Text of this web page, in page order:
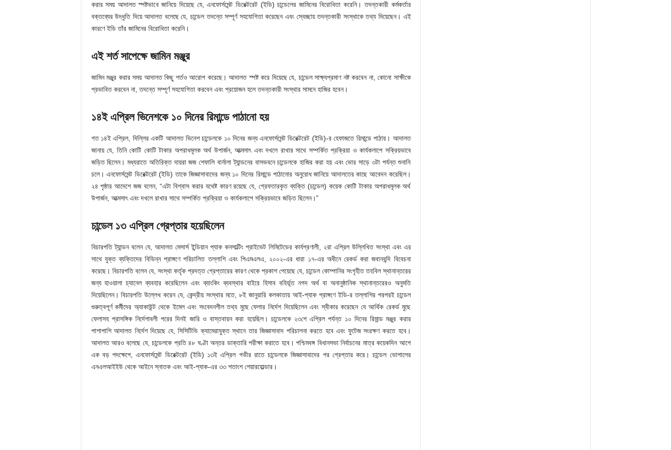
করার সময় আদালত স্পষ্টভাবে জানিয়ে দিয়েছে যে, এনফোর্সমেন্ট ডিরেক্টরেট (ইডি) চান্ডেলের জামিনের বিরোধিতা করেনি। তদন্তকারী কর্মকর্তার
বক্তব্যের উদ্ধৃতি দিয়ে আদালত বলেছে যে, চান্ডেল তদন্তে সম্পূর্ণ সহযোগিতা করেছেন এবং স্বেচ্ছায় তদন্তকারী সংস্থাকে তথ্য দিয়েছেন। এই
কারণে ইডি তাঁর জামিনের বিরোধিতা করেনি।
এই শর্ত সাপেক্ষে জামিন মঞ্জুর
জামিন মঞ্জুর করার সময় আদালত কিছু শর্তও আরোপ করেছে। আদালত স্পষ্ট করে দিয়েছে যে, চান্ডেল সাক্ষ্যপ্রমাণ নষ্ট করবেন না, কোনো সাক্ষীকে
প্রভাবিত করবেন না, তদন্তে সম্পূর্ণ সহযোগিতা করবেন এবং প্রয়োজন হলে তদন্তকারী সংস্থার সামনে হাজির হবেন।
১৪ই এপ্রিল ভিনেশকে ১০ দিনের রিমান্ডে পাঠানো হয়
গত ১৪ই এপ্রিল, দিল্লির একটি আদালত ভিনেশ চান্ডেলকে ১০ দিনের জন্য এনফোর্সমেন্ট ডিরেক্টরেট (ইডি)-র হেফাজতে রিমান্ডে পাঠায়। আদালত
জানায় যে, তিনি কোটি কোটি টাকার অপরাধমূলক অর্থ উপার্জন, আত্মসাৎ এবং দখলে রাখার সাথে সম্পর্কিত প্রক্রিয়া ও কার্যকলাপে সক্রিয়ভাবে
জড়িত ছিলেন। মধ্যরাতে অতিরিক্ত দায়রা জজ শেফালি বার্নালা ট্যান্ডনের বাসভবনে চান্ডেলকে হাজির করা হয় এবং ভোর সাড়ে ৩টা পর্যন্ত শুনানি
চলে। এনফোর্সমেন্ট ডিরেক্টরেট (ইডি) তাকে জিজ্ঞাসাবাদের জন্য ১০ দিনের রিমান্ডে পাঠানোর অনুরোধ জানিয়ে আদালতের কাছে আবেদন করেছিল।
২৪ পৃষ্ঠার আদেশে জজ বলেন, “এটা বিশ্বাস করার যথেষ্ট কারণ রয়েছে যে, গ্রেফতারকৃত ব্যক্তি (চান্ডেল) কয়েক কোটি টাকার অপরাধমূলক অর্থ
উপার্জন, আত্মসাৎ এবং দখলে রাখার সাথে সম্পর্কিত প্রক্রিয়া ও কার্যকলাপে সক্রিয়ভাবে জড়িত ছিলেন।”
চান্ডেল ১৩ এপ্রিল গ্রেপ্তার হয়েছিলেন
বিচারপতি ট্যান্ডন বলেন যে, আদালত মেসার্স ইন্ডিয়ান প্যাক কনসাল্টিং প্রাইভেট লিমিটেডের কার্যপ্রণালী, ২রা এপ্রিল উল্লিখিত সংস্থা এবং এর
সাথে যুক্ত ব্যক্তিদের বিভিন্ন প্রাঙ্গণে পরিচালিত তল্লাশি এবং পিএমএলএ, ২০০২-এর ধারা ১৭-এর অধীনে রেকর্ড করা জবানবন্দি বিবেচনা
করেছে। বিচারপতি বলেন যে, সংস্থা কর্তৃক প্রদত্ত গ্রেপ্তারের কারণ থেকে প্রকাশ পেয়েছে যে, চান্ডেল কোম্পানির সংগৃহীত তহবিল স্থানান্তরের
জন্য হাওয়ালা চ্যানেল ব্যবহার করেছিলেন এবং ব্যাংকিং ব্যবস্থার বাইরে হিসাব বহির্ভূত নগদ অর্থ বা অনানুষ্ঠানিক স্থানান্তরেরও অনুমতি
দিয়েছিলেন। বিচারপতি উল্লেখ করেন যে, কেন্দ্রীয় সংস্থার মতে, ৮ই জানুয়ারি কলকাতায় আই-প্যাক প্রাঙ্গণে ইডি-র তল্লাশির পরপরই চান্ডেল
গুরুত্বপূর্ণ কর্মীদের অ্যাকাউন্ট থেকে ইমেল এবং সংবেদনশীল তথ্য মুছে ফেলার নির্দেশ দিয়েছিলেন এবং স্বীকার করেছেন যে আর্থিক রেকর্ড মুছে
ফেলাসহ প্রাসঙ্গিক নির্দেশাবলী পরের দিনই জারি ও বাস্তবায়ন করা হয়েছিল। চান্ডেলকে ২৩শে এপ্রিল পর্যন্ত ১০ দিনের রিমান্ড মঞ্জুর করার
পাশাপাশি আদালত নির্দেশ দিয়েছে যে, সিসিটিভি ক্যামেরাযুক্ত স্থানে তার জিজ্ঞাসাবাদ পরিচালনা করতে হবে এবং ফুটেজ সংরক্ষণ করতে হবে।
আদালত আরও বলেছে যে, চান্ডেলকে প্রতি ৪৮ ঘণ্টা অন্তর ডাক্তারি পরীক্ষা করাতে হবে। পশ্চিমবঙ্গ বিধানসভা নির্বাচনের মাত্র কয়েকদিন আগে
এক বড় পদক্ষেপে, এনফোর্সমেন্ট ডিরেক্টরেট (ইডি) ১৩ই এপ্রিল গভীর রাতে চান্ডেলকে জিজ্ঞাসাবাদের পর গ্রেপ্তার করে। চান্ডেল ভোপালের
এনএলআইইউ থেকে আইনে স্নাতক এবং আই-প্যাক-এর ৩৩ শতাংশ শেয়ারহোল্ডার।